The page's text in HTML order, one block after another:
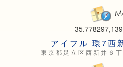
アイフル 環7西
東京都足立区西新井６